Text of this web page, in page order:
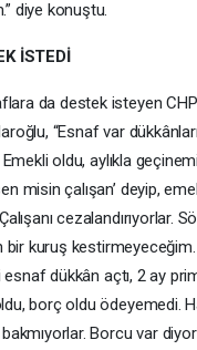
diye konuştu.
İSTEDİ
da destek isteyen
“Esnaf var
oldu, aylıkla
misin çalışan’ deyip,
cezalandırıyorlar.
bir kuruş
esnaf dükkân açtı, 2 ay
borç oldu ödeyemedi.
Borcu var